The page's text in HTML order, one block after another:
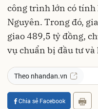
công trình lớn có
Nguyên. Trong đó,
giao 489,5 tỷ đồng,
vụ chuẩn bị đầu tư
Theo nhandan.vn
Chia sẻ Facebook